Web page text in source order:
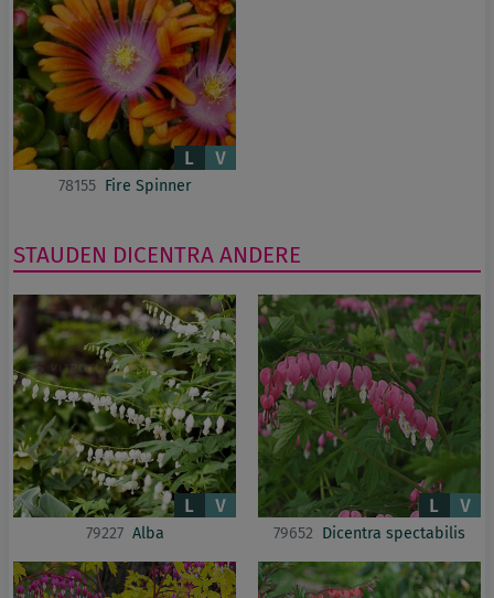
78155 Fire Spinner
STAUDEN DICENTRA ANDERE
79227 Alba 79652 Dicentra spectabilis